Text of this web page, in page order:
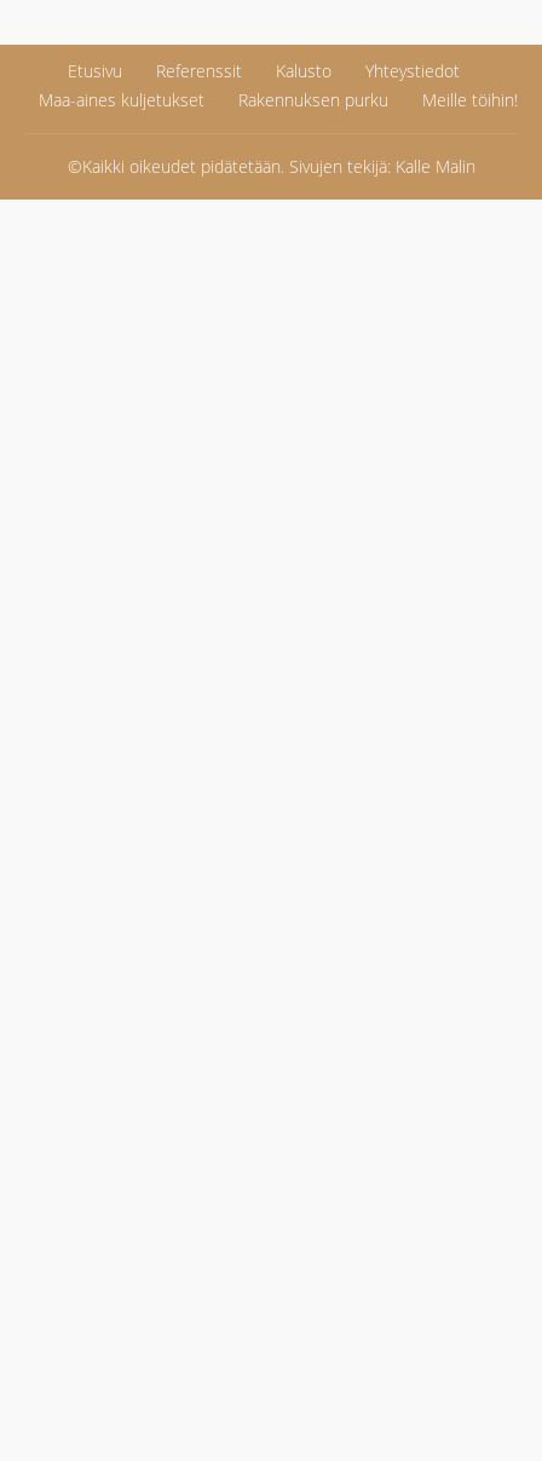
Etusivu Referenssit Kalusto
Yhteystiedot
Maa-aines kuljetukset
Rakennuksen purku Meille töihin!
©Kaikki oikeudet pidätetään. Sivujen tekijä: Kalle Malin